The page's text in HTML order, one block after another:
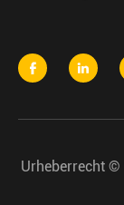
 
Urheberrecht ©